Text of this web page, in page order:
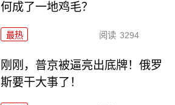
何成了一地鸡毛？
最热 阅读 3294
刚刚，普京被逼亮出底牌！俄罗
斯要干大事了！